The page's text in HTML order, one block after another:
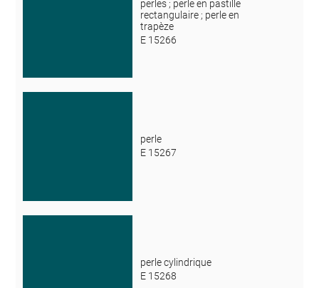
perles ; perle en pastille
rectangulaire ; perle en
trapèze
E 15266
perle
E 15267
perle cylindrique
E 15268